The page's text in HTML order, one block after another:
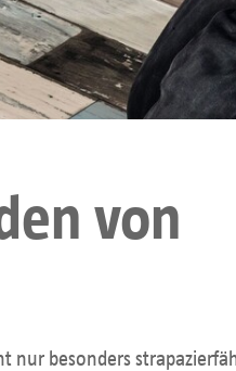
von
nur besonders